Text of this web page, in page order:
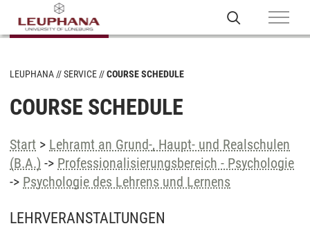
LEUPHANA SERVICE COURSE SCHEDULE
COURSE SCHEDULE
Start > Lehramt an Grund-, Haupt- und Realschulen
(B.A.) -> Professionalisierungsbereich - Psychologie
-> Psychologie des Lehrens und Lernens
LEHRVERANSTALTUNGEN